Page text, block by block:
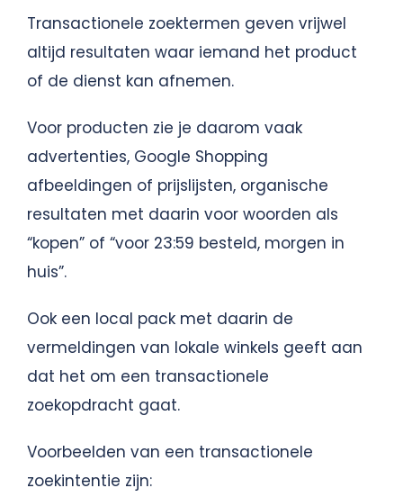
Transactionele zoektermen geven vrijwel
altijd resultaten waar iemand het product
of de dienst kan afnemen.
Voor producten zie je daarom vaak
advertenties, Google Shopping
afbeeldingen of prijslijsten, organische
resultaten met daarin voor woorden als
“kopen” of “voor 23:59 besteld, morgen in
huis”.
Ook een local pack met daarin de
vermeldingen van lokale winkels geeft aan
dat het om een transactionele
zoekopdracht gaat.
Voorbeelden van een transactionele
zoekintentie zijn: